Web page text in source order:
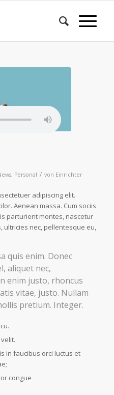
, Personal / von Einrichter
adipiscing elit.
Aenean massa. Cum sociis
parturient montes, nascetur
ultricies nec, pellentesque eu,
quis enim. Donec
aliquet nec,
enim justo, rhoncus
vitae, justo. Nullam
pretium. Integer.
in faucibus orci luctus et
congue